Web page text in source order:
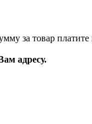
за товар
адресу.